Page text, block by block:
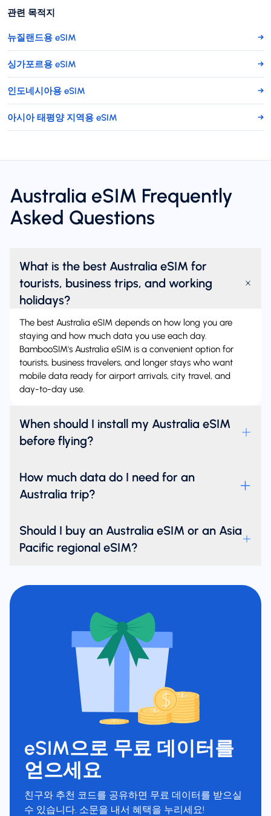
관련 목적지
뉴질랜드용 eSIM →
싱가포르용 eSIM →
인도네시아용 eSIM →
아시아 태평양 지역용 eSIM →
Australia eSIM Frequently
Asked Questions
What is the best Australia eSIM for
tourists, business trips, and working
holidays?
The best Australia eSIM depends on how long you are
staying and how much data you use each day.
BambooSIM's Australia eSIM is a convenient option for
tourists, business travelers, and longer stays who want
mobile data ready for airport arrivals, city travel, and
day-to-day use.
When should I install my Australia eSIM
before flying?
How much data do I need for an
Australia trip?
Should I buy an Australia eSIM or an Asia
Pacific regional eSIM?
eSIM으로 무료 데이터를
얻으세요
친구와 추천 코드를 공유하면 무료 데이터를 받으실
수 있습니다. 소문을 내서 혜택을 누리세요!